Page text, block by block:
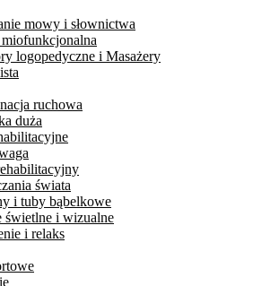
mowy i słownictwa
logopedyczne i Masażery
ruchowa
duża
świata
i tuby bąbelkowe
świetlne i wizualne
i relaks